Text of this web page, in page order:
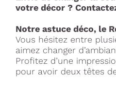
votre décor ?
Notre astuce déco, le
Vous hésitez entre
aimez changer
Profitez d’une
pour avoir deux têtes